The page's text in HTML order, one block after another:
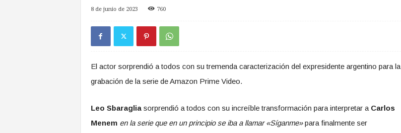
8 de junio de 2023 760
El actor sorprendió a todos con su tremenda caracterización del expresidente argentino para la
grabación de la serie de Amazon Prime Video.
Leo Sbaragliasorprendió a todos con su increíble transformación para interpretar a Carlos
Menem en la serie que en un principio se iba a llamar «Síganme»para finalmente ser